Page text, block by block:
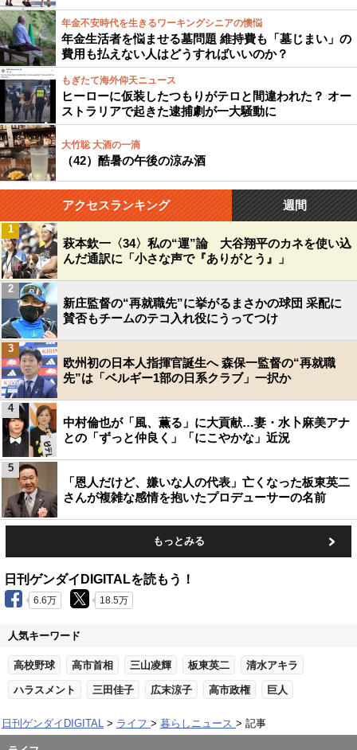
年金不安時代を生きるワーキングシニアの懊悩
年金生活者を悩ませる墓問題 維持費も「墓じまい」の
費用も払えない人はどうすればいいのか？
もぎたて海外仰天ニュース
ヒーローに仮装したつもりがテロと間違われた？ オー
ストラリアで起きた逮捕劇が一大騒動に
大竹聡 大酒の一滴
（42）酷暑の午後の涼み酒
アクセスランキング 週間
萩本欽一〈34〉私の“運”論 大谷翔平のカネを使い込
んだ通訳に「小さな声で『ありがとう』」
1
新庄監督の“再就職先”に挙がるまさかの球団 采配に
賛否もチームのテコ入れ役にうってつけ
2
欧州初の日本人指揮官誕生へ 森保一監督の“再就職
先”は「ベルギー1部の日系クラブ」一択か
3
中村倫也が「風、薫る」に大貢献…妻・水卜麻美アナ
との「ずっと仲良く」「にこやかな」近況
4
「恩人だけど、嫌いな人の代表」亡くなった板東英二
さんが複雑な感情を抱いたプロデューサーの名前
5
もっとみる
日刊ゲンダイDIGITALを読もう！
6.6万 18.5万
人気キーワード
高校野球 高市首相 三山凌輝 板東英二 清水アキラ
ハラスメント 三田佳子 広末涼子 高市政権 巨人
日刊ゲンダイDIGITAL ライフ 暮らしニュース 記事